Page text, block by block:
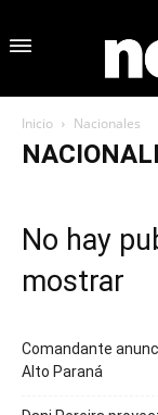
Inicio Nacionales
No hay
mostrar
Comandante
Alto Paraná